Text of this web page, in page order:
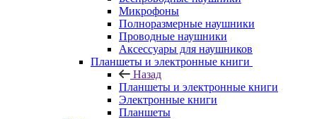
Микрофоны
Полноразмерные наушники
Проводные наушники
Аксессуары для наушников
Планшеты и электронные книги
Назад
Планшеты и электронные книги
Электронные книги
Планшеты